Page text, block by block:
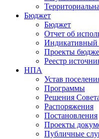
Бюджет
Бюджет
Отчет об
Индикативный
Проекты
Реестр
НПА
Устав
Программы
Решения
Распоряжения
Постановления
Проекты
Публичные